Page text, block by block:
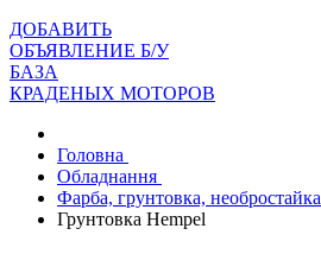
ДОБАВИТЬ
ОБЪЯВЛЕНИЕ Б/У
БАЗА
КРАДЕНЫХ МОТОРОВ
Головна
Обладнання
Фарба, грунтовка, необростайка
Грунтовка Hempel